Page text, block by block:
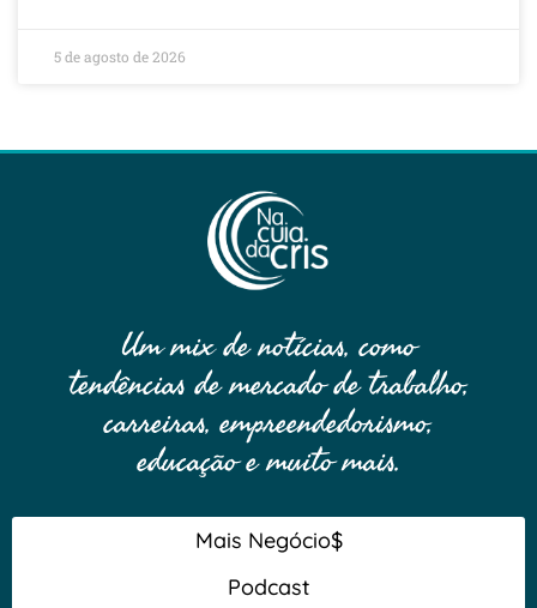
5 de agosto de 2026
Um mix de notícias, como
tendências de mercado de trabalho,
carreiras, empreendedorismo,
educação e muito mais.
Mais Negócio$
Podcast